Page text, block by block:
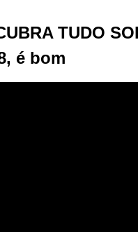
TUDO
é bom